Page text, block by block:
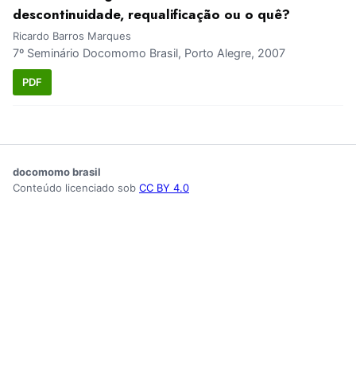
descontinuidade, requalificação ou o quê?
Ricardo Barros Marques
7º Seminário Docomomo Brasil, Porto Alegre, 2007
PDF
docomomo brasil
Conteúdo licenciado sob CC BY 4.0